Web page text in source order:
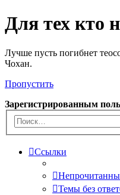
Для тех кто
Лучше пусть погибнет
Чохан.
Пропустить
Зарегистрированным
Ссылки
Темы без